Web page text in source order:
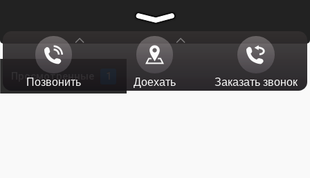
Просмотренные
Позвонить Доехать Заказать звонок